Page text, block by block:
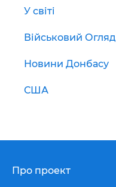
У світі
Військовий Огляд
Новини Донбасу
США
Про проект